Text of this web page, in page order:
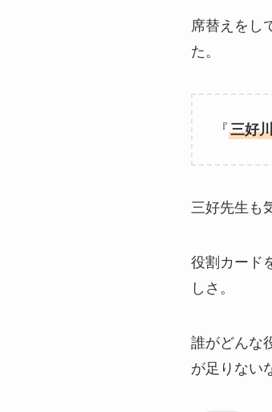
席替えをし
た。
『 三好
三好先生も
役割カード
しさ。
誰がどんな
が足りない